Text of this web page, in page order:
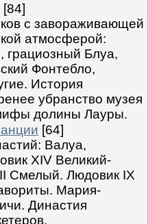
[84]
с завораживающей
атмосферой:
грациозный Блуа,
Фонтебло,
История
убранство музея
долины Лауры.
[64]
Валуа,
XIV Великий-
Смелый. Людовик IX
Мария-
Династия